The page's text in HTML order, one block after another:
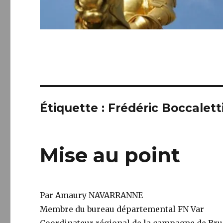
Étiquette : Frédéric
Mise au point
Par Amaury NAVARRANNE
Membre du bureau départemental FN Var